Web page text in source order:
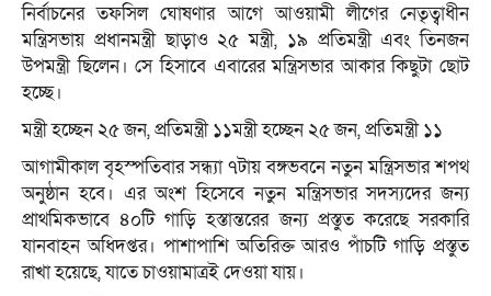
নির্বাচনের তফসিল ঘোষণার আগে আওয়ামী লীগের নেতৃত্বাধীন
মন্ত্রিসভায় প্রধানমন্ত্রী ছাড়াও ২৫ মন্ত্রী, ১৯ প্রতিমন্ত্রী এবং তিনজন
উপমন্ত্রী ছিলেন। সে হিসাবে এবারের মন্ত্রিসভার আকার কিছুটা ছোট
হচ্ছে।
মন্ত্রী হচ্ছেন ২৫ জন, প্রতিমন্ত্রী ১১মন্ত্রী হচ্ছেন ২৫ জন, প্রতিমন্ত্রী ১১
আগামীকাল বৃহস্পতিবার সন্ধ্যা ৭টায় বঙ্গভবনে নতুন মন্ত্রিসভার শপথ
অনুষ্ঠান হবে। এর অংশ হিসেবে নতুন মন্ত্রিসভার সদস্যদের জন্য
প্রাথমিকভাবে ৪০টি গাড়ি হস্তান্তরের জন্য প্রস্তুত করেছে সরকারি
যানবাহন অধিদপ্তর। পাশাপাশি অতিরিক্ত আরও পাঁচটি গাড়ি প্রস্তুত
রাখা হয়েছে, যাতে চাওয়ামাত্রই দেওয়া যায়।